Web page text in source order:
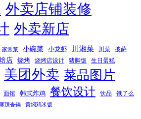
外卖店铺装修
外卖新店
家常菜 小碗菜 小龙虾 川湘菜 川菜
披萨
店 烧烤 烧烤店设计 猪脚饭 生日蛋糕
美团外卖 菜品图片
面馆 韩式炸鸡 餐饮设计 饮品 饿了么
麻辣香锅 黄焖鸡米饭